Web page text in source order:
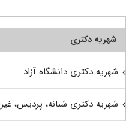
شهریه دکتری
شهریه دکتری دانشگاه آزاد
شهریه دکتری شبانه، پردیس،